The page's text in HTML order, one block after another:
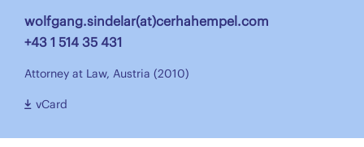
wolfgang.sindelar(at)cerhahempel.com
+43 1 514 35 431
Attorney at Law, Austria (2010)
vCard